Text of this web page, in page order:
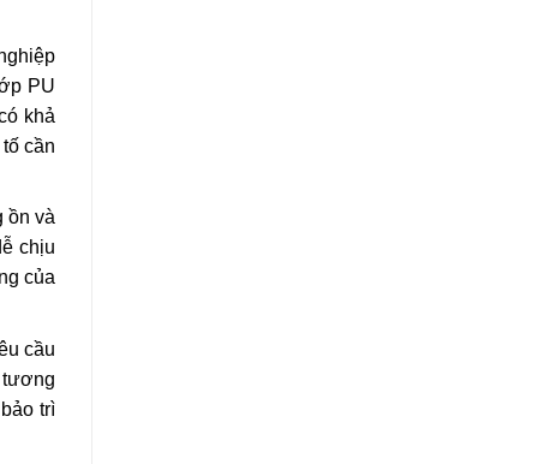
PU
khả
cần
ồn và
chịu
của
cầu
trì